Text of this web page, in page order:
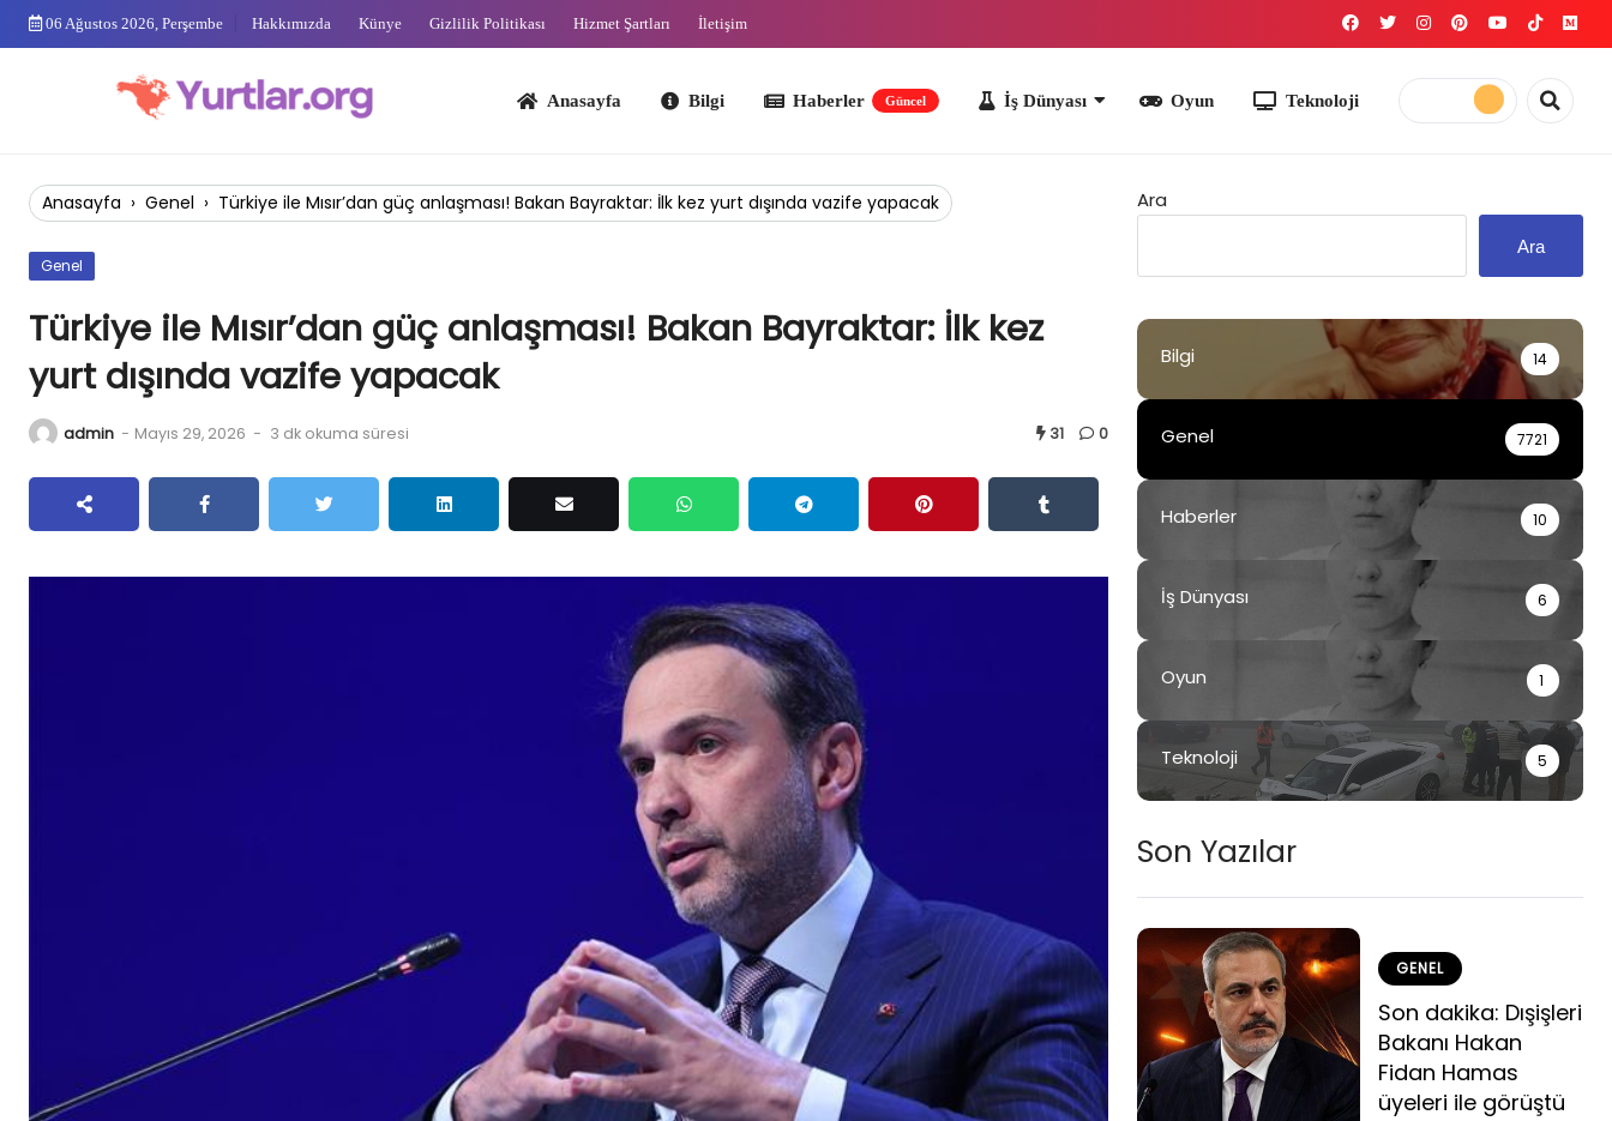
Skip
06 Ağustos 2026, Perşembe Hakkımızda Künye Gizlilik Politikası Hizmet Şartları İletişim
Anasayfa Haberler İş Dünyası Teknoloji
Anasayfa › Genel › Türkiye ile Mısır’dan güç anlaşması! Bakan Bayraktar: İlk kez yurt dışında vazife yapacak
Genel
Türkiye ile Mısır’dan güç anlaşması! Bakan Bayraktar: İlk kez
yurt dışında vazife yapacak
admin - Mayıs 29, 2026 - 3 dk okuma süresi 31 0
Ara
Ara
Bilgi 14
Genel 7721
Haberler 10
İş Dünyası 6
Oyun 1
Teknoloji 5
Son Yazılar
GENEL
Son dakika: Dışişleri
Bakanı Hakan
Fidan Hamas
üyeleri ile görüştü